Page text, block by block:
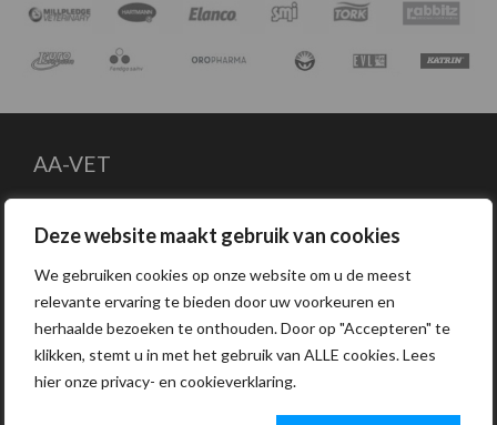
Deze website maakt gebruik van cookies
We gebruiken cookies op onze website om u de meest
relevante ervaring te bieden door uw voorkeuren en
herhaalde bezoeken te onthouden. Door op "Accepteren" te
klikken, stemt u in met het gebruik van ALLE cookies. Lees
hier onze privacy- en cookieverklaring.
AA-VET
Over ons
Distributiepartners
NutriMedica